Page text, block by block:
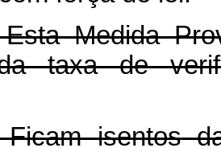
Medida
taxa de
isentos